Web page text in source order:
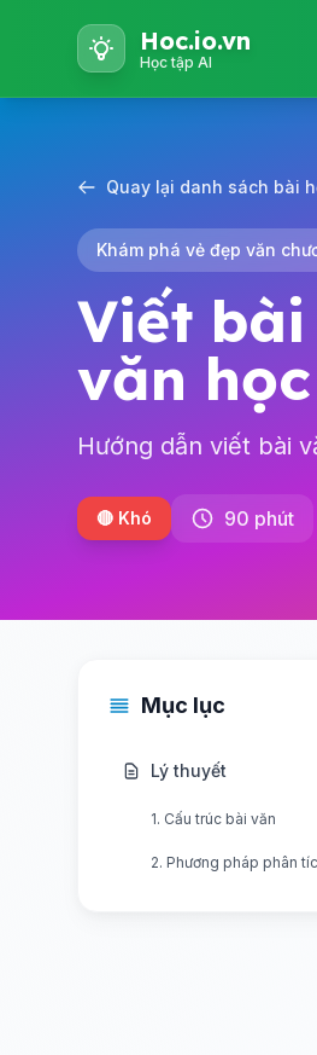
Hoc.io.vn
Học tập AI
Quay lại danh sách bài
Khám phá vẻ đẹp văn
Viết
văn
Hướng dẫn viết bài
🔴 Khó 90 phút
Mục lục
Lý thuyết
1. Cấu trúc bài văn
2. Phương pháp phân